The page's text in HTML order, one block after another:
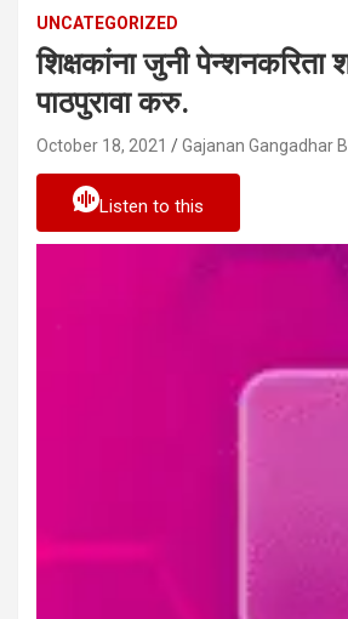
UNCATEGORIZED
शिक्षकांना जुनी पेन्शनकरिता
पाठपुरावा करु.
October 18, 2021 Gajanan Gangadhar
Listen to this